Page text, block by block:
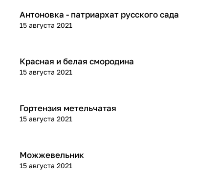
Обзоры растений
15 августа 2021
Антоновка - патриархат русского сада
Обзоры растений
15 августа 2021
Красная и белая смородина
Обзоры растений
15 августа 2021
Гортензия метельчатая
Обзоры растений
15 августа 2021
Можжевельник